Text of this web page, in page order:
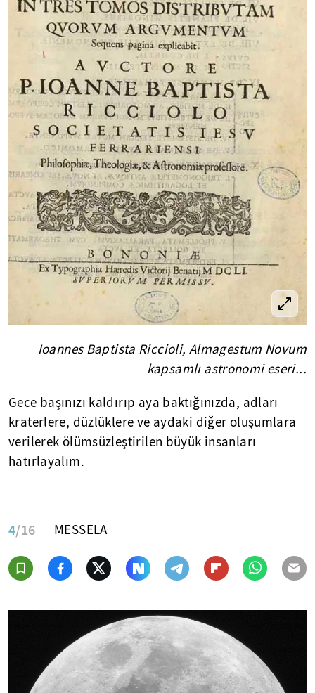
Ioannes Baptista Riccioli, Almagestum Novum
kapsamlı astronomi eseri...
Gece başınızı kaldırıp aya baktığınızda, adları
kraterlere, düzlüklere ve aydaki diğer oluşumlara
verilerek ölümsüzleştirilen büyük insanları
hatırlayalım.
4/16 MESSELA